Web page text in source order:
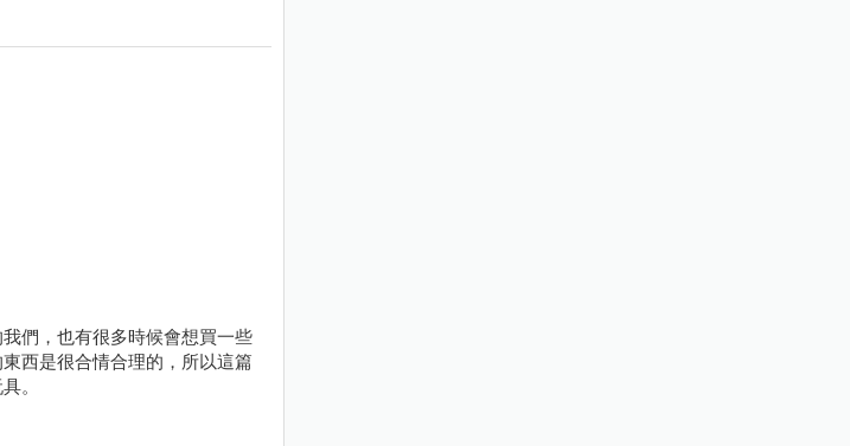
們，也有很多時候會想買一些
西是很合情合理的，所以這篇
。